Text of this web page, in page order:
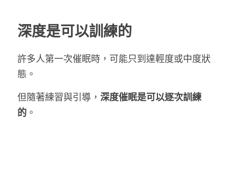
深度是可以訓練的
許多人第一次催眠時，可能只到達輕度或中度狀
態。
但隨著練習與引導， 深度催眠是可以逐次訓練
的 。